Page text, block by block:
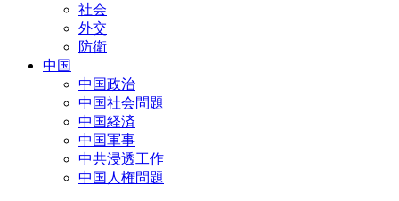
社会
外交
防衛
中国
中国政治
中国社会問題
中国経済
中国軍事
中共浸透工作
中国人権問題